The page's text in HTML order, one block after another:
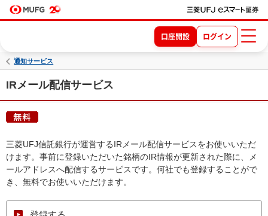
口座開設 ログイン
通知サービス
IRメール配信サービス
三菱UFJ信託銀行が運営するIRメール配信サービスをお使いいただ
けます。事前に登録いただいた銘柄のIR情報が更新された際に、メ
ールアドレスへ配信するサービスです。何社でも登録することがで
き、無料でお使いいただけます。